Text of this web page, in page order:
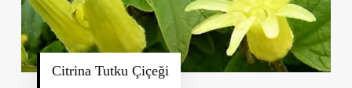
Citrina Tutku Çiçeği